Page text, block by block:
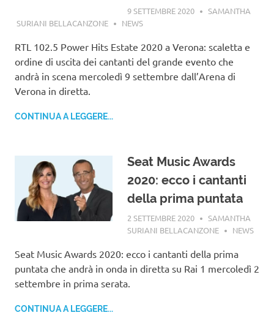
9 SETTEMBRE 2020
SAMANTHA
SURIANI BELLACANZONE
NEWS
RTL 102.5 Power Hits Estate 2020 a Verona: scaletta e
ordine di uscita dei cantanti del grande evento che
andrà in scena mercoledì 9 settembre dall’Arena di
Verona in diretta.
CONTINUA A LEGGERE...
Seat Music Awards
2020: ecco i cantanti
della prima puntata
2 SETTEMBRE 2020
SAMANTHA
SURIANI BELLACANZONE
NEWS
Seat Music Awards 2020: ecco i cantanti della prima
puntata che andrà in onda in diretta su Rai 1 mercoledì 2
settembre in prima serata.
CONTINUA A LEGGERE...